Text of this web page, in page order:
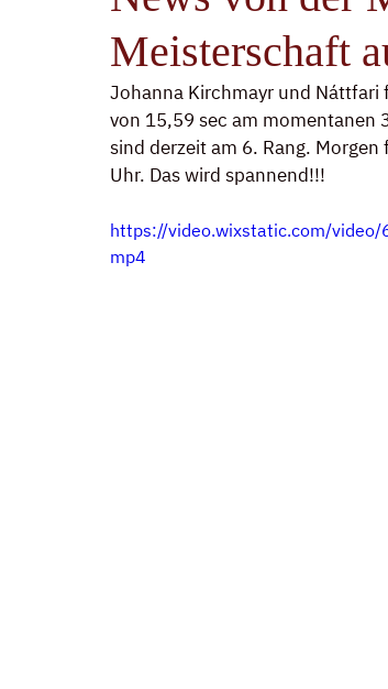
Meisterschaft
Johanna Kirchmayr und Náttfari
von 15,59 sec am momentanen
sind derzeit am 6. Rang.
Uhr. Das wird spannend!!!
https://video.wixstatic.com/
mp4